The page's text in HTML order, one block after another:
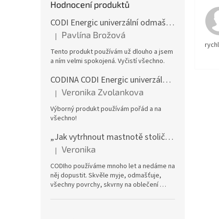
Hodnocení produktů
CODI Energic univerzální odmašťovač s rozprašovačem, 750 ml
Hodnocení produktu je 5 z 5 hvězdiček.
| Pavlína Brožová
Tento produkt používám už dlouho a jsem
a ním velmi spokojená. Vyčistí všechno.
CODINA CODI Energic univerzální odmašťovač, 5l kanystr
Hodnocení produktu je 5 z 5 hvězdiček.
| Veronika Zvolankova
Výborný produkt používám pořád a na
všechno!
„Jak vytrhnout mastnotě stoličku“ – CODI Energic univerzální odmašťovač 750 ml (náplň), karton 12 ks | dlouhodobá zásoba
Hodnocení produktu je 5 z 5 hvězdiček.
| Veronika
CODIho používáme mnoho let a nedáme na
něj dopustit. Skvěle myje, odmašťuje,
všechny povrchy, skvrny na oblečení …